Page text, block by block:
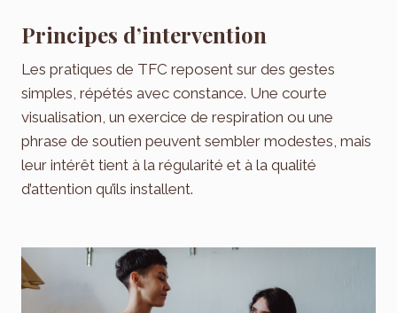
Principes d’intervention
Les pratiques de TFC reposent sur des gestes
simples, répétés avec constance. Une courte
visualisation, un exercice de respiration ou une
phrase de soutien peuvent sembler modestes, mais
leur intérêt tient à la régularité et à la qualité
d’attention qu’ils installent.